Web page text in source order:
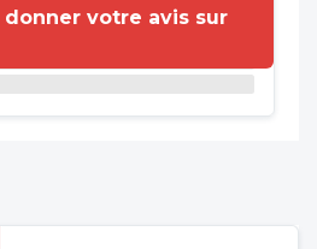
votre avis sur